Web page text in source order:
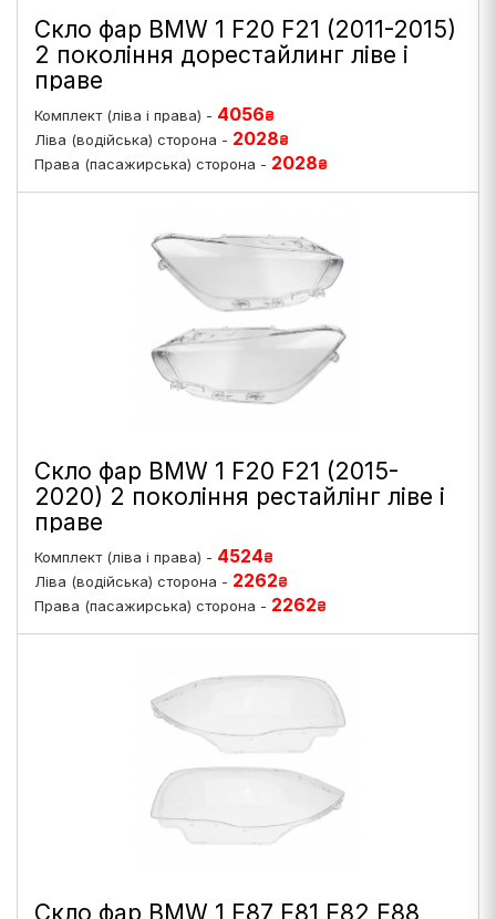
Скло фар BMW 1 F20 F21 (2011-2015)
2 покоління дорестайлинг ліве і
праве
Комплект (ліва і права) - 4056₴
Ліва (водійська) сторона - 2028₴
Права (пасажирська) сторона - 2028₴
Скло фар BMW 1 F20 F21 (2015-
2020) 2 покоління рестайлінг ліве і
праве
Комплект (ліва і права) - 4524₴
Ліва (водійська) сторона - 2262₴
Права (пасажирська) сторона - 2262₴
Скло фар BMW 1 E87 E81 E82 E88